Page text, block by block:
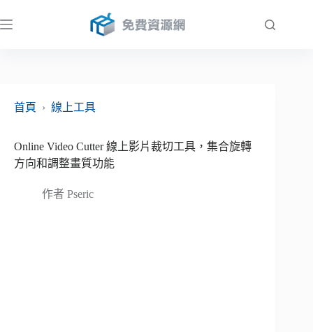
至
首頁
› 線上工具
Online Video Cutter 線上影片裁切工具，集合旋轉
方向和調整畫質功能
作者 Pseric